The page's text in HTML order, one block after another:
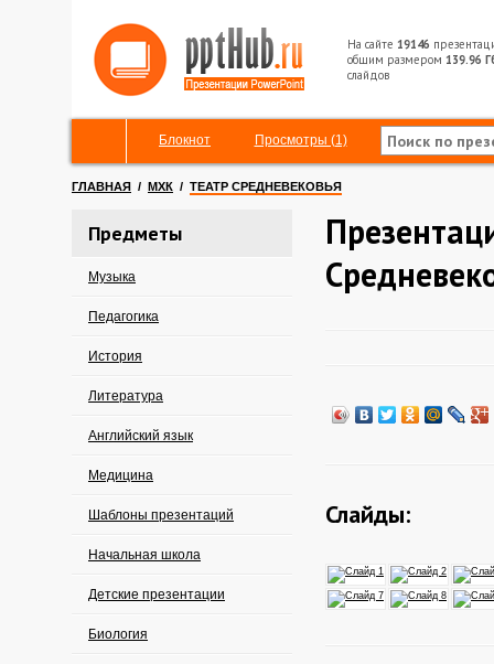
На сайте 19146
общим размером 139.96
слайдов
Блокнот Просмотры (1)
ГЛАВНАЯ / МХК / ТЕАТР СРЕДНЕВЕКОВЬЯ
Предметы
Музыка
Педагогика
История
Литература
Английский язык
Медицина
Шаблоны презентаций
Начальная школа
Детские презентации
Биология
Слайды: